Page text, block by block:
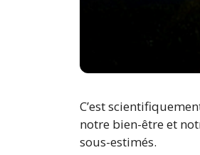
C’est
notre bien-être et
sous-estimés.